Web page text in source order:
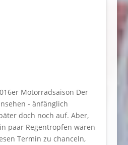
Motorradsaison Der
- änfänglich
doch noch auf. Aber,
paar Regentropfen wären
Termin zu chanceln,